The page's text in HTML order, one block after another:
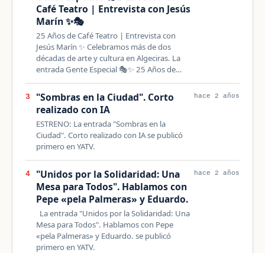
Café Teatro | Entrevista con Jesús
Marín ✨🎭
25 Años de Café Teatro | Entrevista con
Jesús Marín ✨ Celebramos más de dos
décadas de arte y cultura en Algeciras. La
entrada Gente Especial 🎭✨ 25 Años de…
3
"Sombras en la Ciudad". Corto
realizado con IA
ESTRENO: La entrada "Sombras en la
Ciudad". Corto realizado con IA se publicó
primero en YATV.
hace 2 años
4
"Unidos por la Solidaridad: Una
Mesa para Todos". Hablamos con
Pepe «pela Palmeras» y Eduardo.
La entrada "Unidos por la Solidaridad: Una
Mesa para Todos". Hablamos con Pepe
«pela Palmeras» y Eduardo. se publicó
primero en YATV.
hace 2 años